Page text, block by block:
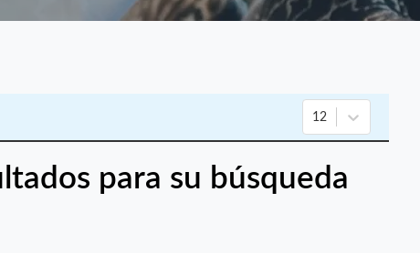
12
para su búsqueda